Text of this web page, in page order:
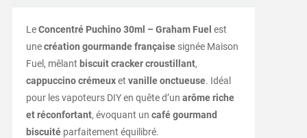
LeConcentré Puchino 30ml – Graham Fuel est
unecréation gourmande françaisesignée Maison
Fuel, mêlant biscuit cracker croustillant,
cappuccino crémeuxet vanille onctueuse. Idéal
pour les vapoteurs DIY en quête d’un arôme riche
et réconfortant, évoquant un café gourmand
biscuitéparfaitement équilibré.